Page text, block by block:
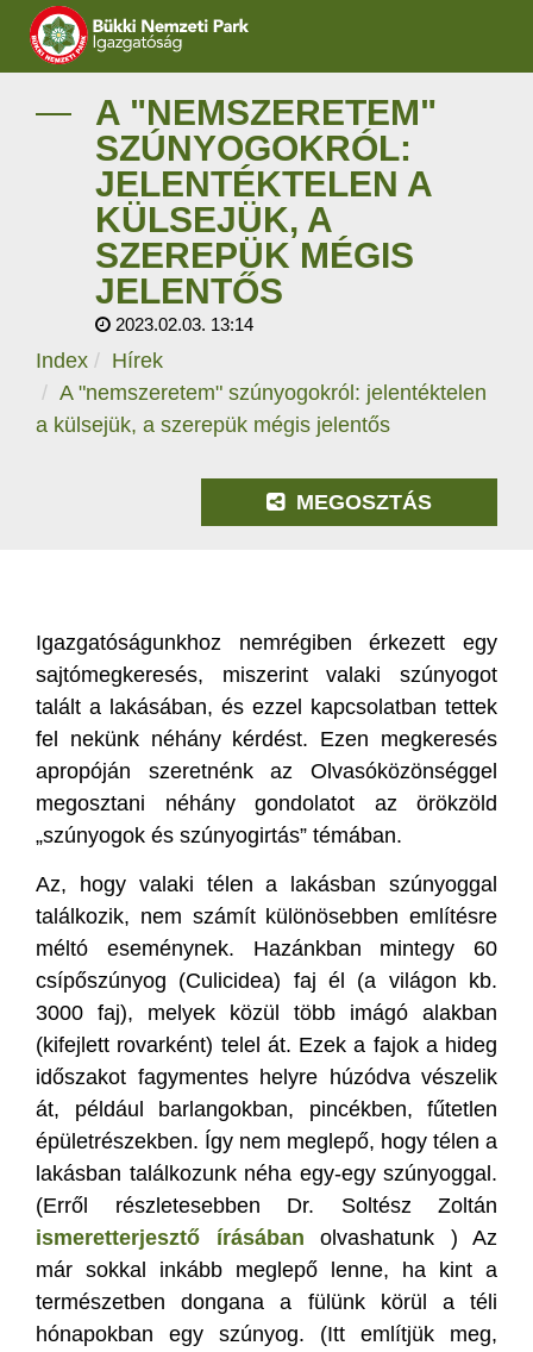
IGAZGATÓSÁG
TERMÉSZETVÉDELEM
VÍZVÉDELEM
ÖKOTURIZMUS
GEOPARKOK
A "NEMSZERETEM"
SZÚNYOGOKRÓL:
JELENTÉKTELEN A
KÜLSEJÜK, A
SZEREPÜK MÉGIS
JELENTŐS
2023.02.03. 13:14
Index
Hírek
A "nemszeretem" szúnyogokról: jelentéktelen
a külsejük, a szerepük mégis jelentős
MEGOSZTÁS
Igazgatóságunkhoz nemrégiben érkezett egy
sajtómegkeresés, miszerint valaki szúnyogot
talált a lakásában, és ezzel kapcsolatban tettek
fel nekünk néhány kérdést. Ezen megkeresés
apropóján szeretnénk az Olvasóközönséggel
megosztani néhány gondolatot az örökzöld
„szúnyogok és szúnyogirtás” témában.
Az, hogy valaki télen a lakásban szúnyoggal
találkozik, nem számít különösebben említésre
méltó eseménynek. Hazánkban mintegy 60
csípőszúnyog (Culicidea) faj él (a világon kb.
3000 faj), melyek közül több imágó alakban
(kifejlett rovarként) telel át. Ezek a fajok a hideg
időszakot fagymentes helyre húzódva vészelik
át, például barlangokban, pincékben, fűtetlen
épületrészekben. Így nem meglepő, hogy télen a
lakásban találkozunk néha egy-egy szúnyoggal.
(Erről részletesebben Dr. Soltész Zoltán
ismeretterjesztő írásában
olvashatunk ) Az
már sokkal inkább meglepő lenne, ha kint a
természetben dongana a fülünk körül a téli
hónapokban egy szúnyog. (Itt említjük meg,